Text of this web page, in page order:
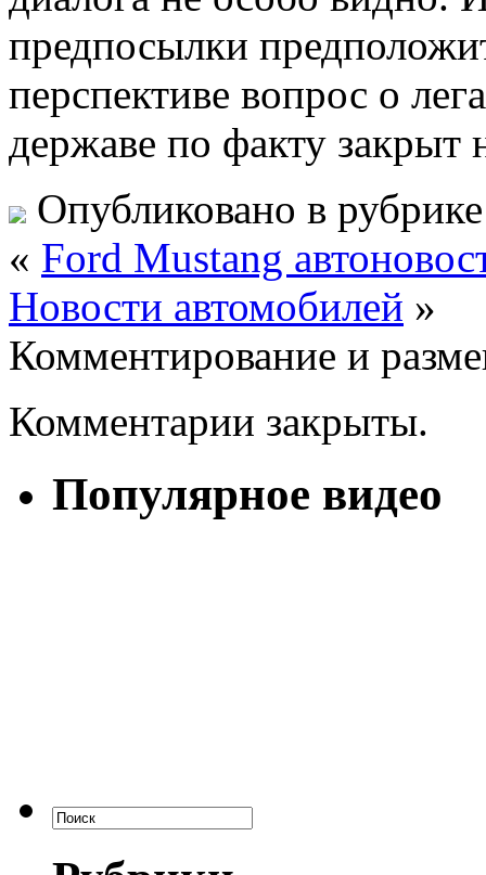
предпосылки
перспективе вопрос о
державе по факту закрыт
Опубликовано в
« Ford Mustang
Новости автомобилей »
Комментирование и
Комментарии закрыты.
Популярное видео